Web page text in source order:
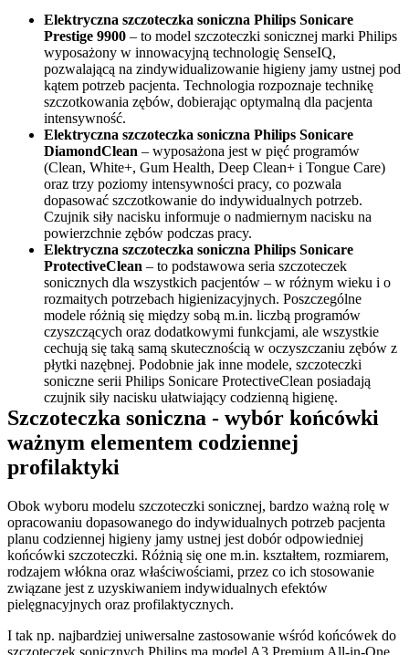
Elektryczna szczoteczka soniczna Philips Sonicare
Prestige 9900 – to model szczoteczki sonicznej marki Philips
wyposażony w innowacyjną technologię SenseIQ,
pozwalającą na zindywidualizowanie higieny jamy ustnej pod
kątem potrzeb pacjenta. Technologia rozpoznaje technikę
szczotkowania zębów, dobierając optymalną dla pacjenta
intensywność.
Elektryczna szczoteczka soniczna Philips Sonicare
DiamondClean – wyposażona jest w pięć programów
(Clean, White+, Gum Health, Deep Clean+ i Tongue Care)
oraz trzy poziomy intensywności pracy, co pozwala
dopasować szczotkowanie do indywidualnych potrzeb.
Czujnik siły nacisku informuje o nadmiernym nacisku na
powierzchnie zębów podczas pracy.
Elektryczna szczoteczka soniczna Philips Sonicare
ProtectiveClean – to podstawowa seria szczoteczek
sonicznych dla wszystkich pacjentów – w różnym wieku i o
rozmaitych potrzebach higienizacyjnych. Poszczególne
modele różnią się między sobą m.in. liczbą programów
czyszczących oraz dodatkowymi funkcjami, ale wszystkie
cechują się taką samą skutecznością w oczyszczaniu zębów z
płytki nazębnej. Podobnie jak inne modele, szczoteczki
soniczne serii Philips Sonicare ProtectiveClean posiadają
czujnik siły nacisku ułatwiający codzienną higienę.
Szczoteczka soniczna - wybór końcówki
ważnym elementem codziennej
profilaktyki
Obok wyboru modelu szczoteczki sonicznej, bardzo ważną rolę w
opracowaniu dopasowanego do indywidualnych potrzeb pacjenta
planu codziennej higieny jamy ustnej jest dobór odpowiedniej
końcówki szczoteczki. Różnią się one m.in. kształtem, rozmiarem,
rodzajem włókna oraz właściwościami, przez co ich stosowanie
związane jest z uzyskiwaniem indywidualnych efektów
pielęgnacyjnych oraz profilaktycznych.
I tak np. najbardziej uniwersalne zastosowanie wśród końcówek do
szczoteczek sonicznych Philips ma model A3 Premium All-in-One,